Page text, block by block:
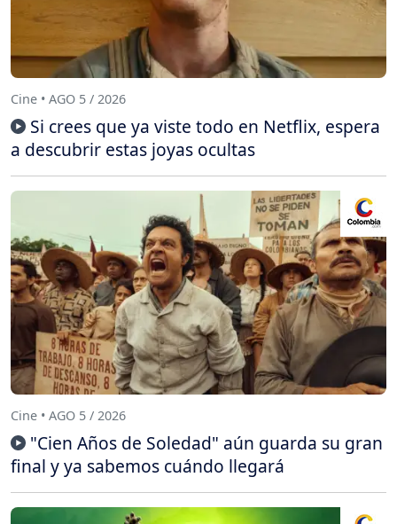
Cine • AGO 5 / 2026
Si crees que ya viste todo en Netflix, espera
a descubrir estas joyas ocultas
Cine • AGO 5 / 2026
"Cien Años de Soledad" aún guarda su gran
final y ya sabemos cuándo llegará